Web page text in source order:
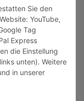
Sie den
YouTube,
Tag
Express
die Einstellung
unten). Weitere
in unserer